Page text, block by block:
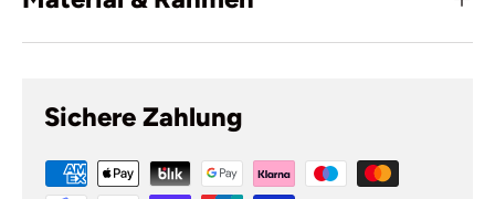
Sichere Zahlung